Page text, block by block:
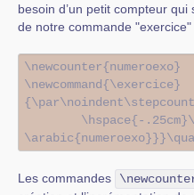
besoin d’un petit compteur
de notre commande "exercice"
Les commandes